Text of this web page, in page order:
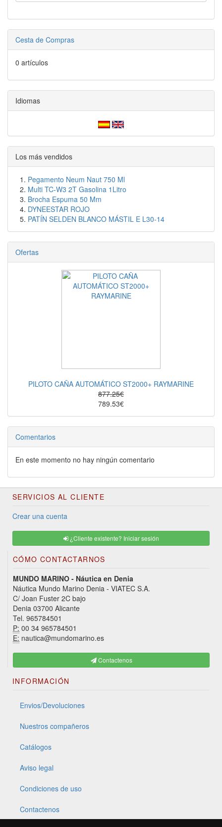
Cesta de Compras
0 artículos
Idiomas
Los más vendidos
Pegamento Neum Naut 750 Ml
Multi TC-W3 2T Gasolina 1Litro
Brocha Espuma 50 Mm
DYNEESTAR ROJO
PATÍN SELDEN BLANCO MÁSTIL E L30-14
Ofertas
PILOTO CAÑA AUTOMÁTICO ST2000+ RAYMARINE
877.25€
789.53€
Comentarios
En este momento no hay ningún comentario
SERVICIOS AL CLIENTE
Crear una cuenta
¿Cliente existente? Iniciar sesión
CÓMO CONTACTARNOS
MUNDO MARINO - Náutica en Denia
Náutica Mundo Marino Denia - VIATEC S.A.
C/ Joan Fuster 2C bajo
Denia 03700 Alicante
Tel. 965784501
P: 00 34 965784501
E: nautica@mundomarino.es
Contactenos
INFORMACIÓN
Envios/Devoluciones
Nuestros compañeros
Catálogos
Aviso legal
Condiciones de uso
Contactenos